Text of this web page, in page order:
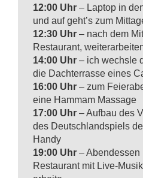
12:00 Uhr– Laptop in
und auf geht’s zum
12:30 Uhr– nach dem
Restaurant,
14:00 Uhr– ich wechsle
die Dachterrasse eines
16:00 Uhr– zum
eine Hammam Massage
17:00 Uhr– Aufbau des
des Deutschlandspiels
Handy
19:00 Uhr– Abendessen
Restaurant mit Live-